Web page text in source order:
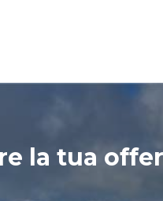
la tua